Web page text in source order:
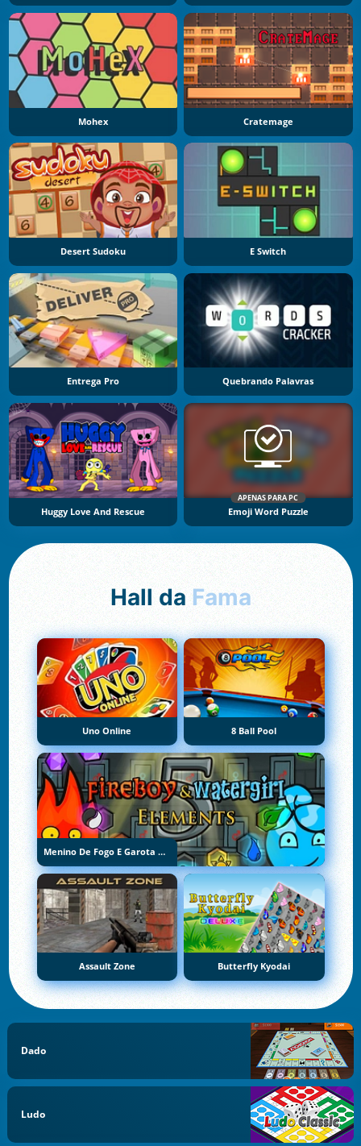
Mohex Cratemage
Desert Sudoku E Switch
Entrega Pro Quebrando Palavras
Huggy Love And Rescue
APENAS PARA PC
Emoji Word Puzzle
Hall da Fama
Uno Online 8 Ball Pool
Menino De Fogo E Garota De Água 5: Elementos
Assault Zone Butterfly Kyodai
Dado
Ludo